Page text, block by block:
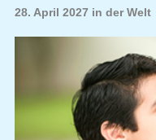
28. April 2027 in der Welt